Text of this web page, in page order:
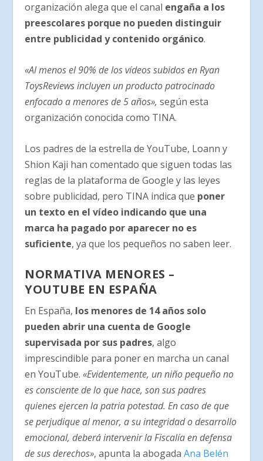
organización alega que el canal engaña a los
preescolares porque no pueden distinguir
entre publicidad y contenido orgánico.
«Al menos el 90% de los vídeos subidos en Ryan
ToysReviews incluyen un producto patrocinado
enfocado a menores de 5 años»,según esta
organización conocida como TINA.
Los padres de la estrella de YouTube, Loann y
Shion Kaji han comentado que siguen todas las
reglas de la plataforma de Google y las leyes
sobre publicidad, pero TINA indica que poner
un texto en el vídeo indicando que una
marca ha pagado por aparecer no es
suficiente, ya que los pequeños no saben leer.
NORMATIVA MENORES –
YOUTUBE EN ESPAÑA
En España, los menores de 14 años solo
pueden abrir una cuenta de Google
supervisada por sus padres, algo
imprescindible para poner en marcha un canal
en YouTube.«Evidentemente, un niño pequeño no
es consciente de lo que hace, son sus padres
quienes ejercen la patria potestad. En caso de que
se perjudique al menor, a su integridad o desarrollo
emocional, deberá intervenir la Fiscalía en defensa
de sus derechos», apunta la abogadaAna Belén